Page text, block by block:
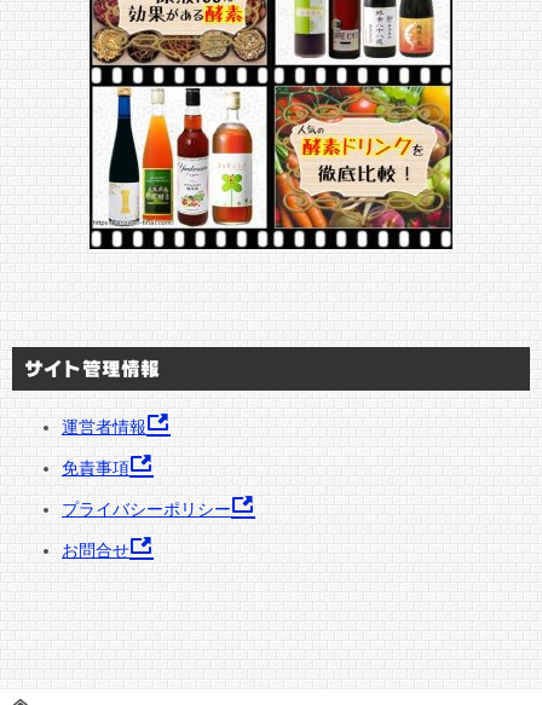
サイト管理情報
運営者情報
免責事項
プライバシーポリシー
お問合せ